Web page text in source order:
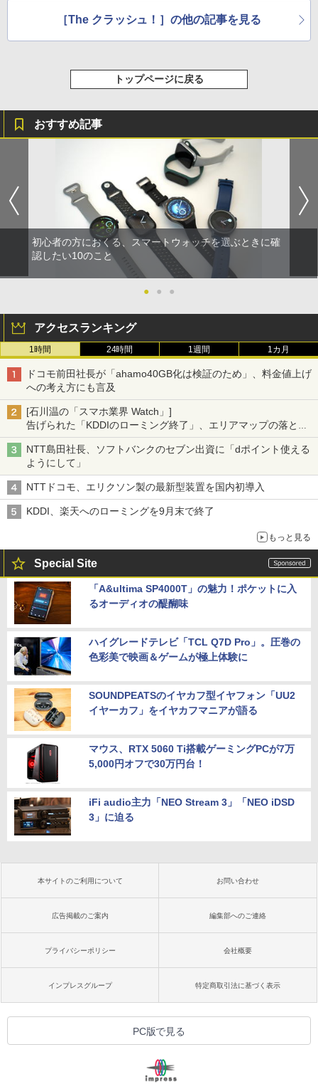
［The クラッシュ！］の他の記事を見る
トップページに戻る
おすすめ記事
初心者の方におくる、スマートウォッチを選ぶときに確
認したい10のこと
● ● ●
アクセスランキング
1時間 24時間 1週間 1カ月
ドコモ前田社長が「ahamo40GB化は検証のため」、料金値上げ
への考え方にも言及
[石川温の「スマホ業界 Watch」]
告げられた「KDDIのローミング終了」、エリアマップの落とし
穴と楽天モバイルの課題
NTT島田社長、ソフトバンクのセブン出資に「dポイント使える
ようにして」
NTTドコモ、エリクソン製の最新型装置を国内初導入
KDDI、楽天へのローミングを9月末で終了
もっと見る
Special Site
「A&ultima SP4000T」の魅力！ポケットに入
るオーディオの醍醐味
ハイグレードテレビ「TCL Q7D Pro」。圧巻の
色彩美で映画＆ゲームが極上体験に
SOUNDPEATSのイヤカフ型イヤフォン「UU2
イヤーカフ」をイヤカフマニアが語る
マウス、RTX 5060 Ti搭載ゲーミングPCが7万
5,000円オフで30万円台！
iFi audio主力「NEO Stream 3」「NEO iDSD
3」に迫る
本サイトのご利用について お問い合わせ
広告掲載のご案内 編集部へのご連絡
プライバシーポリシー 会社概要
インプレスグループ 特定商取引法に基づく表示
PC版で見る